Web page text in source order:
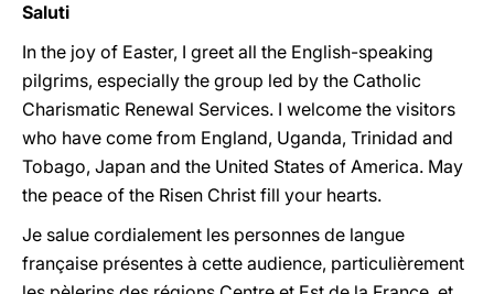
Saluti
In the joy of Easter, I greet all the English-speaking
pilgrims, especially the group led by the Catholic
Charismatic Renewal Services. I welcome the visitors
who have come from England, Uganda, Trinidad and
Tobago, Japan and the United States of America. May
the peace of the Risen Christ fill your hearts.
Je salue cordialement les personnes de langue
française présentes à cette audience, particulièrement